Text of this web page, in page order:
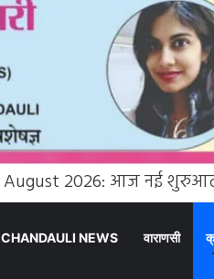
CHANDAULI NEWS वाराणसी